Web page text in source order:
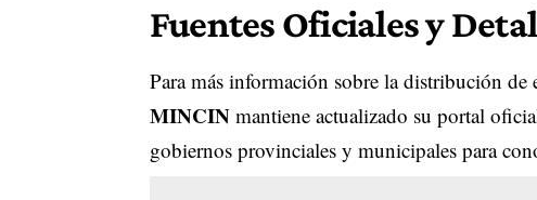
Fuentes Oficiales y
Para más información sobre la distribución de
MINCINmantiene actualizado su portal
gobiernos provinciales y municipales para